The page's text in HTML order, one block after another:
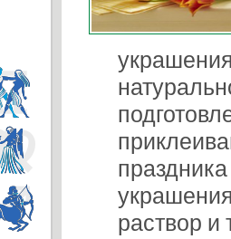
раствор и